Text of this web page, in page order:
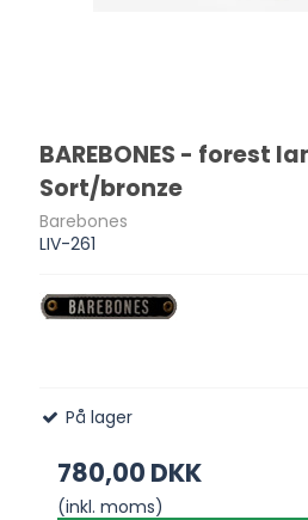
BAREBONES - forest
Sort/bronze
Barebones
LIV-261
På lager
780,00 DKK
(inkl. moms)